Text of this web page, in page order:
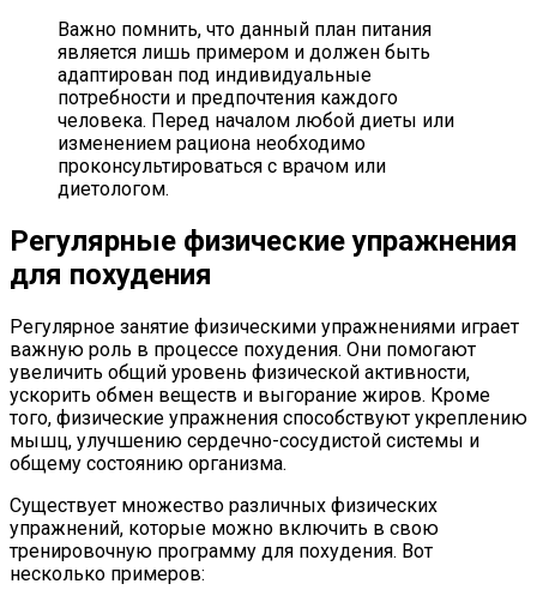
Важно помнить, что данный план питания
является лишь примером и должен быть
адаптирован под индивидуальные
потребности и предпочтения каждого
человека. Перед началом любой диеты или
изменением рациона необходимо
проконсультироваться с врачом или
диетологом.
Регулярные физические упражнения
для похудения
Регулярное занятие физическими упражнениями играет
важную роль в процессе похудения. Они помогают
увеличить общий уровень физической активности,
ускорить обмен веществ и выгорание жиров. Кроме
того, физические упражнения способствуют укреплению
мышц, улучшению сердечно-сосудистой системы и
общему состоянию организма.
Существует множество различных физических
упражнений, которые можно включить в свою
тренировочную программу для похудения. Вот
несколько примеров: